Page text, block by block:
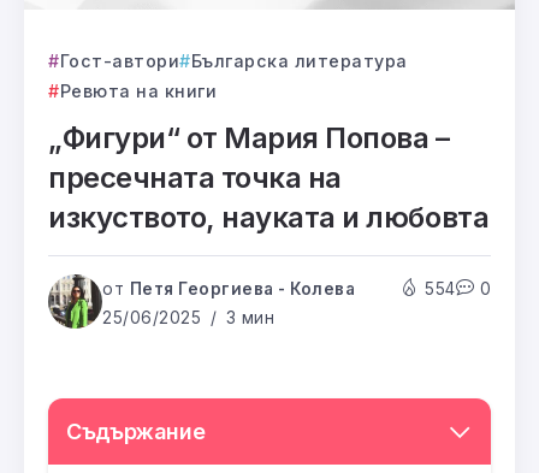
Гост-автори
Българска литература
Ревюта на книги
„Фигури“ от Мария Попова –
пресечната точка на
изкуството, науката и любовта
от Петя Георгиева - Колева
25/06/2025
3 мин
554 0
Съдържание